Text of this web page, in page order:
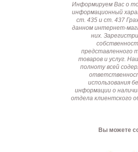
Информируем Вас о
информационный
ст. 435 и ст. 437
данном интернет-
них.
представленного
товаров и услуг.
полноту всей
использования
информации о
отдела клиентского
Вы можете